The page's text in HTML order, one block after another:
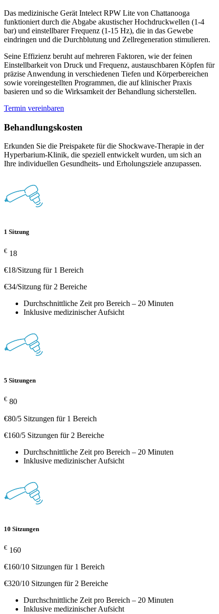
Das medizinische Gerät Intelect RPW Lite von Chattanooga
funktioniert durch die Abgabe akustischer Hochdruckwellen (1-4
bar) und einstellbarer Frequenz (1-15 Hz), die in das Gewebe
eindringen und die Durchblutung und Zellregeneration stimulieren.
Seine Effizienz beruht auf mehreren Faktoren, wie der feinen
Einstellbarkeit von Druck und Frequenz, austauschbaren Köpfen für
präzise Anwendung in verschiedenen Tiefen und Körperbereichen
sowie voreingestellten Programmen, die auf klinischer Praxis
basieren und so die Wirksamkeit der Behandlung sicherstellen.
Termin vereinbaren
Behandlungskosten
Erkunden Sie die Preispakete für die Shockwave-Therapie in der
Hyperbarium-Klinik, die speziell entwickelt wurden, um sich an
Ihre individuellen Gesundheits- und Erholungsziele anzupassen.
1 Sitzung
€ 18
€18/Sitzung für 1 Bereich
€34/Sitzung für 2 Bereiche
Durchschnittliche Zeit pro Bereich – 20 Minuten
Inklusive medizinischer Aufsicht
5 Sitzungen
€ 80
€80/5 Sitzungen für 1 Bereich
€160/5 Sitzungen für 2 Bereiche
Durchschnittliche Zeit pro Bereich – 20 Minuten
Inklusive medizinischer Aufsicht
10 Sitzungen
€ 160
€160/10 Sitzungen für 1 Bereich
€320/10 Sitzungen für 2 Bereiche
Durchschnittliche Zeit pro Bereich – 20 Minuten
Inklusive medizinischer Aufsicht